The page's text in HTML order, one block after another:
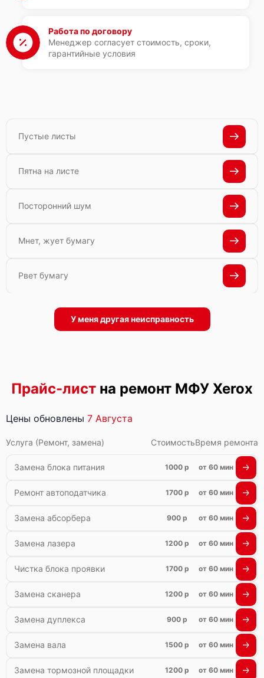
Работа по договору
Менеджер согласует стоимость, сроки,
гарантийные условия
Пустые листы
Пятна на листе
Посторонний шум
Мнет, жует бумагу
Рвет бумагу
У меня другая неисправность
Прайс-лист на ремонт МФУ Xerox
Цены обновлены 7 Августа
Услуга (Ремонт, замена) СтоимостьВремя ремонта
Замена блока питания 1000 р от 60 мин
Ремонт автоподатчика 1700 р от 60 мин
Замена абсорбера 900 р от 60 мин
Замена лазера 1200 р от 60 мин
Чистка блока проявки 1700 р от 60 мин
Замена сканера 1200 р от 60 мин
Замена дуплекса 900 р от 60 мин
Замена вала 1500 р от 60 мин
Замена тормозной площадки 1200 р от 60 мин